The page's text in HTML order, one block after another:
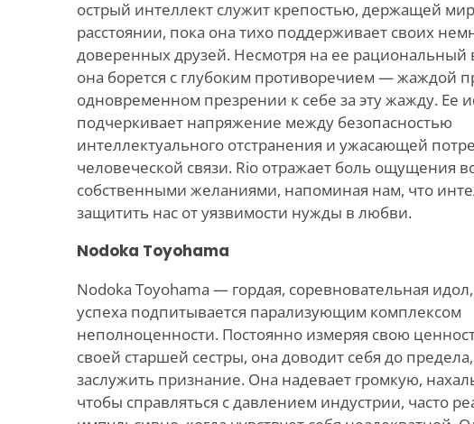
острый интеллект служит крепостью, держащей
расстоянии, пока она тихо поддерживает своих
доверенных друзей. Несмотря на ее
она борется с глубоким противоречием — жаждой
одновременном презрении к себе за эту жажду. Ее
подчеркивает напряжение между безопасностью
интеллектуального отстранения и ужасающей
человеческой связи. Rio отражает боль ощущения
собственными желаниями, напоминая нам, что
защитить нас от уязвимости нужды в любви.
Nodoka Toyohama
Nodoka Toyohama — гордая, соревновательная
успеха подпитывается парализующим комплексом
неполноценности. Постоянно измеряя свою
своей старшей сестры, она доводит себя до
заслужить признание. Она надевает громкую,
чтобы справляться с давлением индустрии, часто